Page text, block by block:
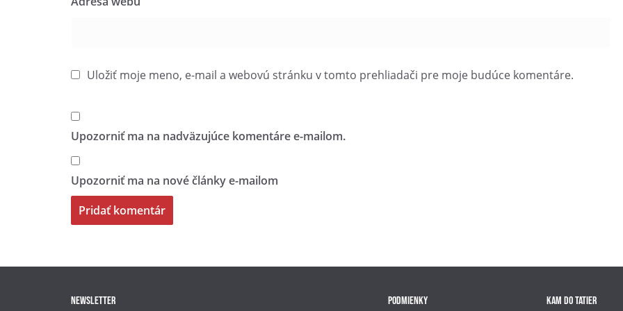
Uložiť moje meno, e-mail a webovú stránku v tomto prehliadači pre moje budúce komentáre.
Upozorniť ma na nadväzujúce komentáre e-mailom.
Upozorniť ma na nové články e-mailom
Newsletter Podmienky Kam do Tatier